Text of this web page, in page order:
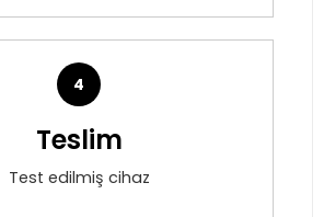
4
Teslim
Test edilmiş cihaz